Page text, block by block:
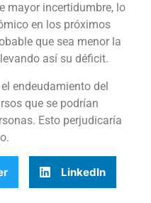
mayor incertidumbre, lo
en los próximos
que sea menor la
así su déficit.
endeudamiento del
que se podrían
Esto perjudicaría
LinkedIn